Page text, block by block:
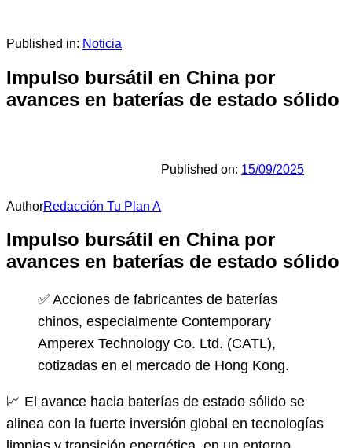
Published in: Noticia
Impulso bursátil en China por
avances en baterías de estado sólido
AuthorRedacción Tu Plan A
Published on: 15/09/2025
Impulso bursátil en China por
avances en baterías de estado sólido
✅ Acciones de fabricantes de baterías
chinos, especialmente Contemporary
Amperex Technology Co. Ltd. (CATL),
cotizadas en el mercado de Hong Kong.
📈 El avance hacia baterías de estado sólido se
alinea con la fuerte inversión global en tecnologías